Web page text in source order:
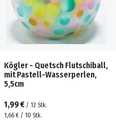
Kögler - Quetsch Flutschiball,
mit Pastell-Wasserperlen,
5,5cm
1,99 € / 12 Stk.
1,66 € / 10 Stk.